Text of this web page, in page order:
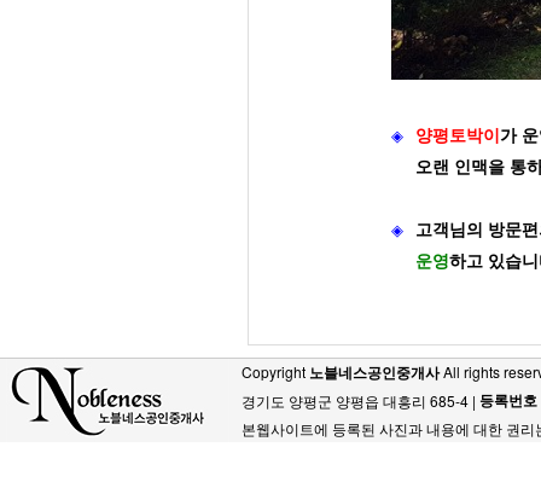
◈ 양평토박이 가
오랜 인맥을 통
◈
고객님의 방문
운영하고 있습
Copyright 노블네스공인중개사All rights
경기도 양평군 양평읍 대흥리 685-4 | 등록번호
본웹사이트에 등록된 사진과 내용에 대한 권